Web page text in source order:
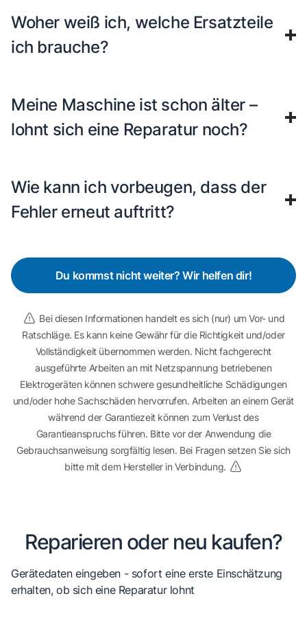
Woher weiß ich, welche Ersatzteile
ich brauche?
Meine Maschine ist schon älter –
lohnt sich eine Reparatur noch?
Wie kann ich vorbeugen, dass der
Fehler erneut auftritt?
Du kommst nicht weiter? Wir helfen dir!
Bei diesen Informationen handelt es sich (nur) um Vor- und
Ratschläge. Es kann keine Gewähr für die Richtigkeit und/oder
Vollständigkeit übernommen werden. Nicht fachgerecht
ausgeführte Arbeiten an mit Netzspannung betriebenen
Elektrogeräten können schwere gesundheitliche Schädigungen
und/oder hohe Sachschäden hervorrufen. Arbeiten an einem Gerät
während der Garantiezeit können zum Verlust des
Garantieanspruchs führen. Bitte vor der Anwendung die
Gebrauchsanweisung sorgfältig lesen. Bei Fragen setzen Sie sich
bitte mit dem Hersteller in Verbindung.
Reparieren oder neu kaufen?
Gerätedaten eingeben - sofort eine erste Einschätzung
erhalten, ob sich eine Reparatur lohnt